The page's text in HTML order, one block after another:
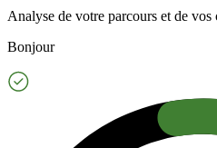
Analyse de votre parcours et de vos
Bonjour